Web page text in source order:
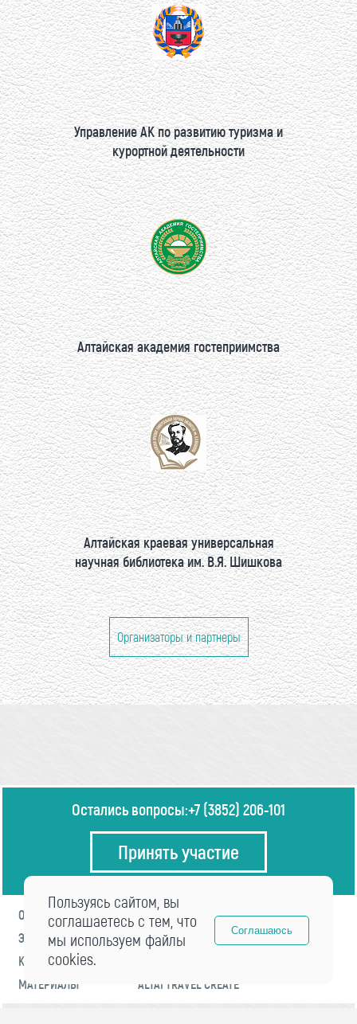
Управление АК по развитию туризма и
курортной деятельности
Алтайская академия гостеприимства
Алтайская краевая универсальная
научная библиотека им. В.Я. Шишкова
Организаторы и партнеры
Остались вопросы:+7 (3852) 206-101
Принять участие
О ФОРУМЕ
ПРОГРАММА
ЭКСПЕРТЫ
НОВОСТИ
КОНТАКТЫ
МАТЕРИАЛЫ
ALTAI TRAVEL CREATE
Пользуясь сайтом, вы
соглашаетесь с тем, что
мы используем файлы
cookies.
Соглашаюсь